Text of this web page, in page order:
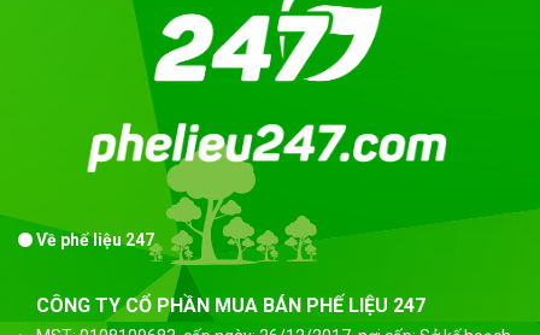
Về phế liệu 247
CÔNG TY CỔ PHẦN MUA BÁN PHẾ LIỆU 247